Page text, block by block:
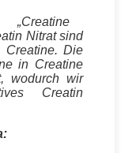
„Creatine
Nitrat sind
Die
in Creatine
wodurch wir
Creatin